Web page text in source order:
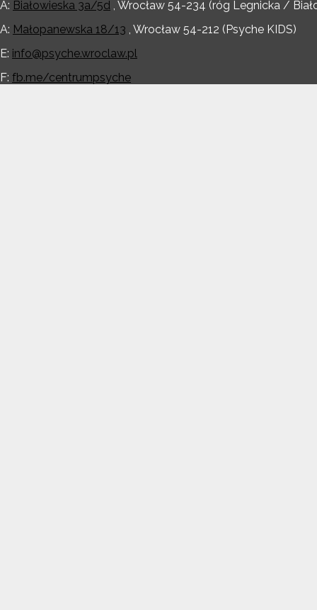
A: Białowieska 3a/5d , Wrocław 54-234 (róg Legnicka /
A: Małopanewska 18/13 , Wrocław 54-212 (Psyche KIDS)
E: info@psyche.wroclaw.pl
F: fb.me/centrumpsyche